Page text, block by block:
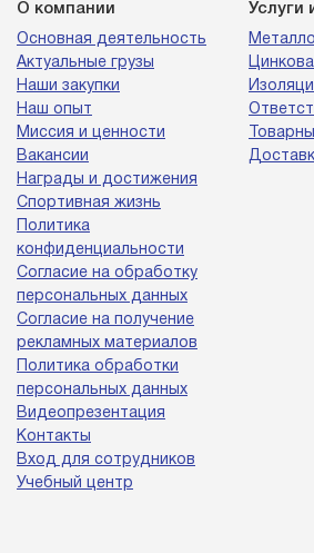
О компании
Основная деятельность
Актуальные грузы
Наши закупки
Наш опыт
Миссия и ценности
Вакансии
Награды и достижения
Спортивная жизнь
Политика
конфиденциальности
Согласие на обработку
персональных данных
Согласие на получение
рекламных материалов
Политика обработки
персональных данных
Видеопрезентация
Контакты
Вход для сотрудников
Учебный центр
Услуги